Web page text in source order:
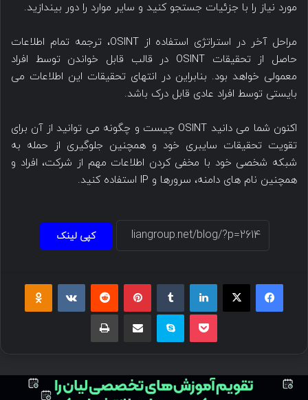
مورد نیاز را با جزئیات جستجو کنید و سایر موارد را دور بیندازید.
مراحل آخر در استراتژی استفاده از OSINT، ترجمه تمام اطلاعات
حاصل از تحقیقات OSINT در قالب قابل خواندن توسط افراد
معمولی خواهد بود. بنابراین در انتهای تحقیقات این اطلاعات می
بایستی توسط افراد عادی قابل درک باشد.
اکنون شما می دانید OSINT چیست و چگونه می توانید از آن برای
تقویت تحقیقات سایبری خود و همچنین جلوگیری از حمله به
شبکه شخصی خود با مخفی کردن اطلاعات مهم از شرکت، افراد و
همچنین نام های دامنه، سرورها و IP استفاده کنید.
کپی لینک
فیسبوک ایکس لینکداین پینتریست
پاکت اسکایپ چاپ